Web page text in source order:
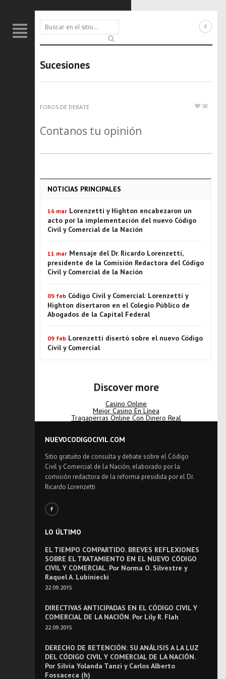
Sucesiones
FOROS DE DEBATE 58
Contanos tu opinión
NOTICIAS PRINCIPALES
16 mar Lorenzetti y Highton encabezaron un
acto por la implementación del nuevo Código
Civil y Comercial de la Nación
11 mar Mensaje del Dr. Ricardo Lorenzetti,
presidente de la Comisión Redactora del Código
Civil y Comercial de la Nación
09 feb Código Civil y Comercial: Lorenzetti y
Highton disertaron en el Colegio Público de
Abogados de la Capital Federal
09 feb Lorenzetti disertó sobre el nuevo Código
Civil y Comercial
Discover more
Casino Online
Mejor Casino En Línea
Tragaperras Online Con Dinero Real
NUEVOCODIGOCIVIL.COM
Sitio gratuito de consulta y debate sobre el Código
Civil y Comercial de la Nación, elaborado por la
comisión redactora de la reforma presidida por el Dr.
Ricardo Lorenzetti
LO ÚLTIMO
EL TIEMPO COMPARTIDO. BREVES REFLEXIONES
SOBRE EL TRATAMIENTO EN EL NUEVO CÓDIGO
CIVIL Y COMERCIAL. Por Norma O. Silvestre y
Raquel A. Lubiniecki
22.09.2015
DIRECTIVAS ANTICIPADAS EN EL CÓDIGO CIVIL Y
COMERCIAL DE LA NACIÓN. Por Lily R. Flah
22.09.2015
DERECHO DE RETENCIÓN: SU ANÁLISIS A LA LUZ
DEL CÓDIGO CIVIL Y COMERCIAL DE LA NACIÓN.
Por Silvia Yolanda Tanzi y Carlos Alberto
Fossaceca (h)